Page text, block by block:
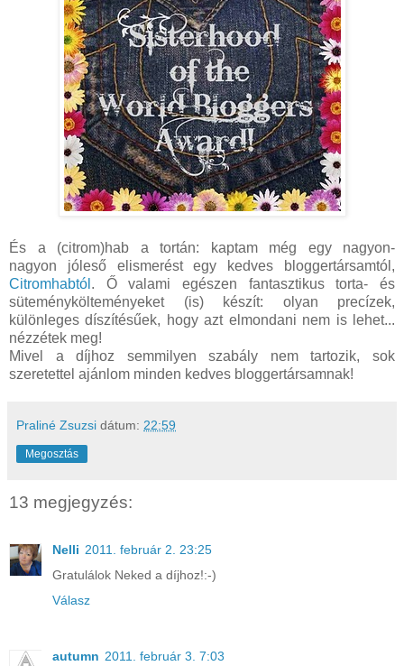
És a (citrom)hab a tortán: kaptam még egy nagyon-
nagyon jóleső elismerést egy kedves bloggertársamtól,
Citromhabtól . Ő valami egészen fantasztikus torta- és
süteménykölteményeket (is) készít: olyan precízek,
különleges díszítésűek, hogy azt elmondani nem is lehet...
nézzétek meg!
Mivel a díjhoz semmilyen szabály nem tartozik, sok
szeretettel ajánlom minden kedves bloggertársamnak!
Praliné Zsuzsi dátum: 22:59
Megosztás
13 megjegyzés:
Nelli 2011. február 2. 23:25
Gratulálok Neked a díjhoz!:-)
Válasz
autumn 2011. február 3. 7:03